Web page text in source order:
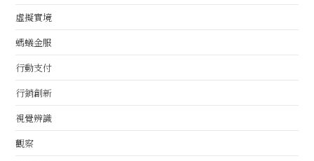
虛擬實境
螞蟻金服
行動支付
行銷創新
視覺辨識
觀察